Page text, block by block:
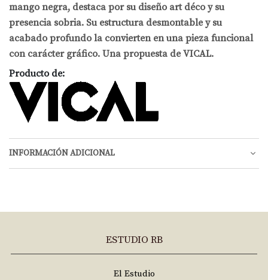
mango negra, destaca por su diseño art déco y su
presencia sobria. Su estructura desmontable y su
acabado profundo la convierten en una pieza funcional
con carácter gráfico. Una propuesta de VICAL.
Producto de:
INFORMACIÓN ADICIONAL
ESTUDIO RB
El Estudio